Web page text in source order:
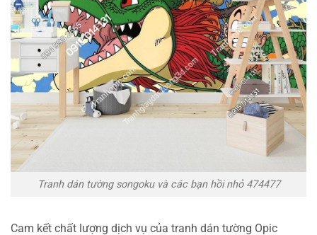
Tranh dán tường songoku và các bạn hồi nhỏ 474477
Cam kết chất lượng dịch vụ của tranh dán tường Opic